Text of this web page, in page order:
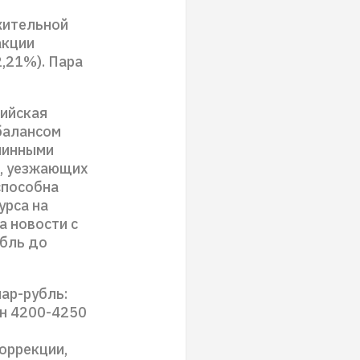
Пара
уезжающих
на
новости с
до
рубль:
4200-4250